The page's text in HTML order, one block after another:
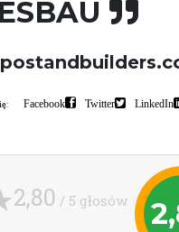
Facebook Twitter LinkedIn
2,80 / 5 głosów